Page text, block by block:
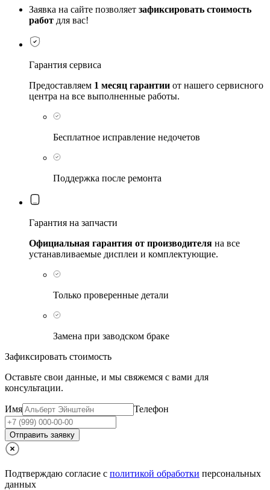
Заявка на сайте позволяет зафиксировать стоимость
работ для вас!
Гарантия сервиса
Предоставляем 1 месяц гарантии от нашего сервисного
центра на все выполненные работы.
Бесплатное исправление недочетов
Поддержка после ремонта
Гарантия на запчасти
Официальная гарантия от производителя на все
устанавливаемые дисплеи и комплектующие.
Только проверенные детали
Замена при заводском браке
Зафиксировать стоимость
Оставьте свои данные, и мы свяжемся с вами для
консультации.
Имя Телефон
Отправить заявку
Подтверждаю согласие с политикой обработки персональных
данных